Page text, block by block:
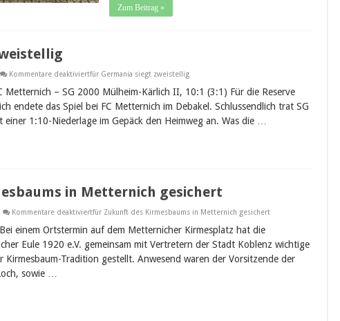
Zum Beitrag »
Kommentare deaktiviertfür Germania siegt zweistellig
Metternich – SG 2000 Mülheim-Kärlich II, 10:1 (3:1) Für die Reserve
endete das Spiel bei FC Metternich im Debakel. Schlussendlich trat SG
1:10-Niederlage im Gepäck den Heimweg an. Was die …
in Metternich gesichert
Kommentare deaktiviertfür Zukunft des Kirmesbaums in Metternich gesichert
einem Ortstermin auf dem Metternicher Kirmesplatz hat die
Eule 1920 e.V. gemeinsam mit Vertretern der Stadt Koblenz wichtige
Tradition gestellt. Anwesend waren der Vorsitzende der
sowie …